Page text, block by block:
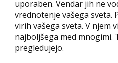
uporaben. Vendar jih ne
vrednotenje vašega sveta.
virih vašega sveta. V njem
najboljšega med mnogimi.
pregledujejo.